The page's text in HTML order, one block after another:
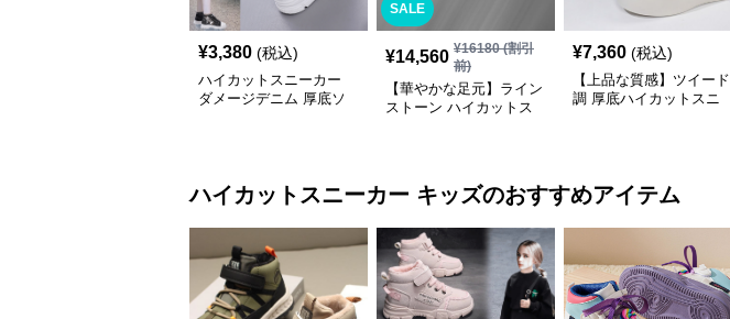
¥3,380 (税込)
ハイカットスニーカー
ダメージデニム 厚底ソ
SALE
¥14,560 ¥16180(割引
前)
【華やかな足元】ライン
ストーン ハイカットス
¥7,360 (税込)
【上品な質感】ツイード
調 厚底ハイカットスニ
ハイカットスニーカー キッズのおすすめアイテム